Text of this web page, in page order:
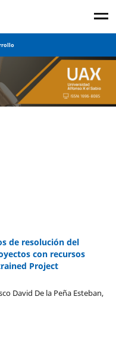
de resolución del
con recursos
Project
David De la Peña Esteban,